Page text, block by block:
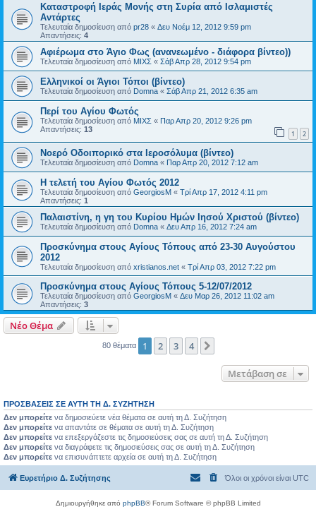
Καταστροφή Ιεράς Μονής στη Συρία από Ισλαμιστές
Αντάρτες
Τελευταία δημοσίευση από pr28 « Δευ Νοέμ 12, 2012 9:59 pm
Απαντήσεις: 4
Αφιέρωμα στο Άγιο Φως (ανανεωμένο - διάφορα βίντεο))
Τελευταία δημοσίευση από ΜΙΧΣ « Σάβ Απρ 28, 2012 9:54 pm
Ελληνικοί οι Άγιοι Τόποι (βίντεο)
Τελευταία δημοσίευση από Domna « Σάβ Απρ 21, 2012 6:35 am
Περί του Αγίου Φωτός
Τελευταία δημοσίευση από ΜΙΧΣ « Παρ Απρ 20, 2012 9:26 pm
Απαντήσεις: 13 1 2
Νοερό Οδοιπορικό στα Ιεροσόλυμα (βίντεο)
Τελευταία δημοσίευση από Domna « Παρ Απρ 20, 2012 7:12 am
Η τελετή του Αγίου Φωτός 2012
Τελευταία δημοσίευση από GeorgiosM « Τρί Απρ 17, 2012 4:11 pm
Απαντήσεις: 1
Παλαιστίνη, η γη του Κυρίου Ημών Ιησού Χριστού (βίντεο)
Τελευταία δημοσίευση από Domna « Δευ Απρ 16, 2012 7:24 am
Προσκύνημα στους Αγίους Τόπους από 23-30 Αυγούστου
2012
Τελευταία δημοσίευση από xristianos.net « Τρί Απρ 03, 2012 7:22 pm
Προσκύνημα στους Αγίους Τόπους 5-12/07/2012
Τελευταία δημοσίευση από GeorgiosM « Δευ Μαρ 26, 2012 11:02 am
Απαντήσεις: 3
Νέο Θέμα
80 θέματα 1 2 3 4
Μετάβαση σε
ΠΡΟΣΒΆΣΕΙΣ ΣΕ ΑΥΤΉ ΤΗ Δ. ΣΥΖΉΤΗΣΗ
Δεν μπορείτε να δημοσιεύετε νέα θέματα σε αυτή τη Δ. Συζήτηση
Δεν μπορείτε να απαντάτε σε θέματα σε αυτή τη Δ. Συζήτηση
Δεν μπορείτε να επεξεργάζεστε τις δημοσιεύσεις σας σε αυτή τη Δ. Συζήτηση
Δεν μπορείτε να διαγράφετε τις δημοσιεύσεις σας σε αυτή τη Δ. Συζήτηση
Δεν μπορείτε να επισυνάπτετε αρχεία σε αυτή τη Δ. Συζήτηση
Ευρετήριο Δ. Συζήτησης Όλοι οι χρόνοι είναι UTC
Δημιουργήθηκε από phpBB® Forum Software © phpBB Limited